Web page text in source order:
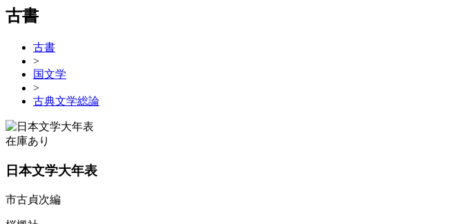
古書
古書
>
国文学
>
古典文学総論
在庫あり
日本文学大年表
市古貞次編